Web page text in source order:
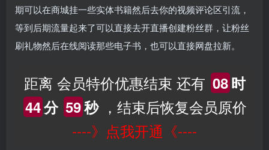
期可以在商城挂一些实体书籍然后去你的视频评论区引流，
等到后期流量起来了可以直接去开直播创建粉丝群，让粉丝
刷礼物然后在线阅读那些电子书，也可以直接网盘拉新。
距离 会员特价优惠结束 还有 08时
44分 58秒，结束后恢复会员原价
----》点我开通《----